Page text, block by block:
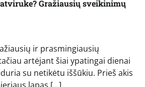
Gražiausių sveikinimų
ir prasmingiausių
artėjant šiai ypatingai dienai
su netikėtu iššūkiu. Prieš akis